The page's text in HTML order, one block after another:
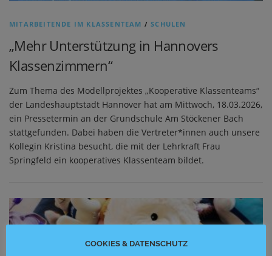
MITARBEITENDE IM KLASSENTEAM /SCHULEN
„Mehr Unterstützung in Hannovers
Klassenzimmern“
Zum Thema des Modellprojektes „Kooperative Klassenteams“
der Landeshauptstadt Hannover hat am Mittwoch, 18.03.2026,
ein Pressetermin an der Grundschule Am Stöckener Bach
stattgefunden. Dabei haben die Vertreter*innen auch unsere
Kollegin Kristina besucht, die mit der Lehrkraft Frau
Springfeld ein kooperatives Klassenteam bildet.
COOKIES & DATENSCHUTZ